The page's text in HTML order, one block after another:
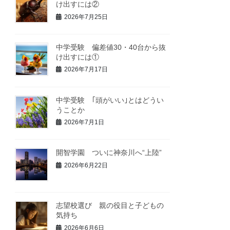
け出すには②
2026年7月25日
中学受験 偏差値30・40台から抜
け出すには①
2026年7月17日
中学受験 ｢頭がいい｣とはどうい
うことか
2026年7月1日
開智学園 ついに神奈川へ“上陸”
2026年6月22日
志望校選び 親の役目と子どもの
気持ち
2026年6月6日